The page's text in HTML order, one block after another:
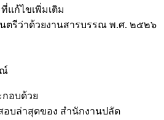
แก้ไขเพิ่มเติม
ตรีว่าด้วยงานสารบรรณ พ.ศ. ๒๕๒๖
ณ์
กอบด้วย
บล่าสุดของ สำนักงานปลัด